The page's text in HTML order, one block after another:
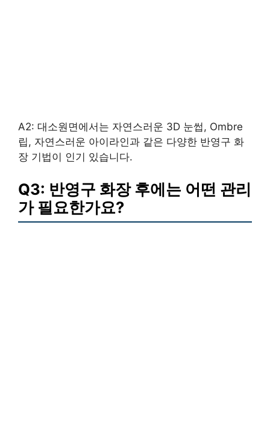
A2: 대소원면에서는 자연스러운 3D 눈썹, Ombre
립, 자연스러운 아이라인과 같은 다양한 반영구 화
장 기법이 인기 있습니다.
Q3: 반영구 화장 후에는 어떤 관리
가 필요한가요?